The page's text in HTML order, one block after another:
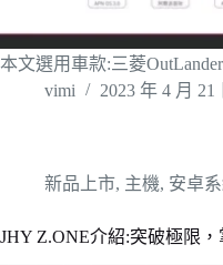
本文選用車款:三菱
vimi
2023 年 4 月 21
新品上市, 主機, 安卓
JHY Z.ONE介紹:突破極限